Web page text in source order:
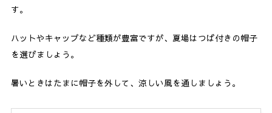
す。
ハットやキャップなど種類が豊富ですが、夏場はつば付きの帽子
を選びましょう。
暑いときはたまに帽子を外して、涼しい風を通しましょう。